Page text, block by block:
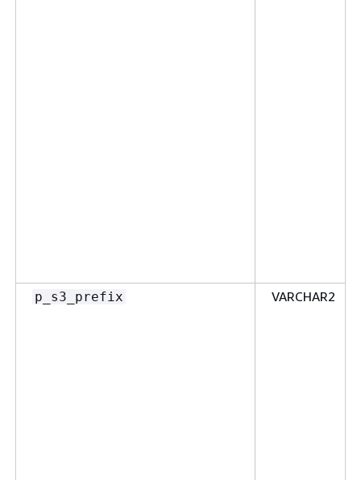
p_s3_prefix VARCHAR2